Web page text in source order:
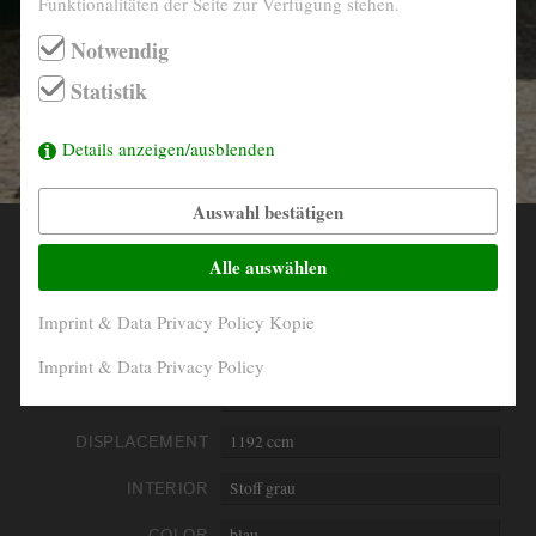
DISPLACEMENT 1192 ccm
INTERIOR Stoff grau
Notwendig
Statistik
Details anzeigen/ausblenden
Auswahl bestätigen
Alle auswählen
Imprint & Data Privacy Policy Kopie
Imprint & Data Privacy Policy